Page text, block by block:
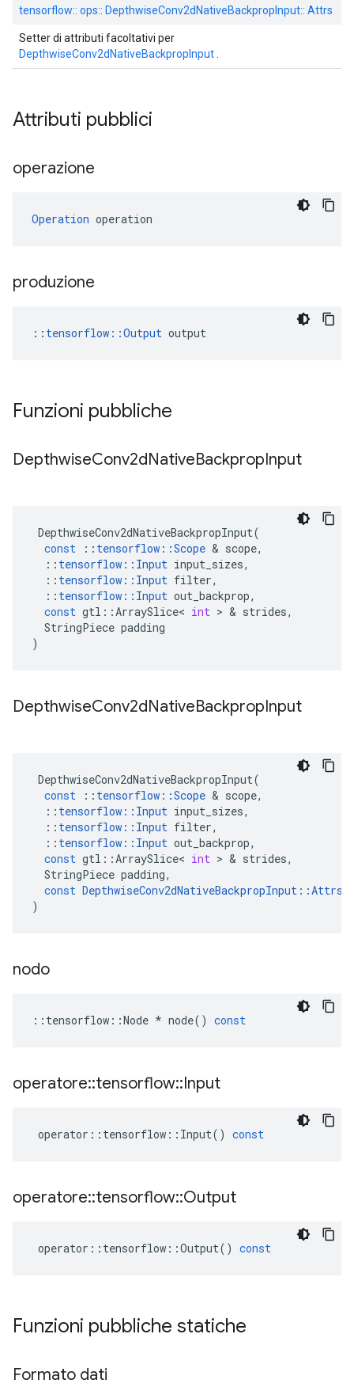
tensorflow:: ops:: DepthwiseConv2dNativeBackpropInput:: Attrs
Setter di attributi facoltativi per
DepthwiseConv2dNativeBackpropInput
Attributi pubblici
operazione
Operation operation
produzione
:: tensorflow::Output output
Funzioni pubbliche
DepthwiseConv2dNativeBackpropInput
DepthwiseConv2dNativeBackpropInput(
const
:: tensorflow ::Scope & scope,
:: tensorflow :: Input input_sizes,
:: tensorflow :: Input filter,
:: tensorflow :: Input out_backprop,
const gtl ::ArraySlice< int > & strides,
StringPiece padding
)
DepthwiseConv2dNativeBackpropInput
DepthwiseConv2dNativeBackpropInput(
const
:: tensorflow ::Scope & scope,
:: tensorflow :: Input input_sizes,
:: tensorflow :: Input filter,
:: tensorflow :: Input out_backprop,
const gtl ::ArraySlice< int > & strides,
StringPiece padding,
const DepthwiseConv2dNativeBackpropInput ::Attrs
)
nodo
:: tensorflow ::Node * node() const
operatore::tensorflow::Input
operator :: tensorflow :: Input() const
operatore::tensorflow::Output
operator :: tensorflow ::Output() const
Funzioni pubbliche statiche
Formato dati